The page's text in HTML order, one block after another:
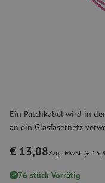
Ein Patchkabel wird in
an ein Glasfasernetz
€ 13,08Zzgl. MwSt. (€
76 stück Vorrätig